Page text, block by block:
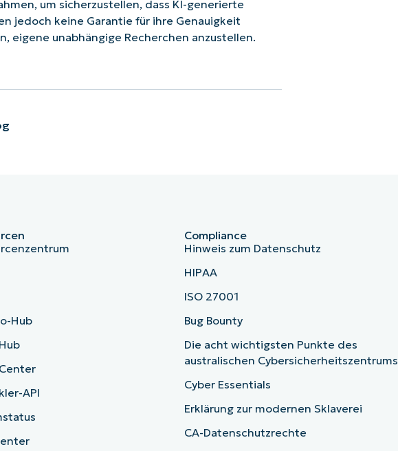
um sicherzustellen, dass KI-generierte
jedoch keine Garantie für ihre Genauigkeit
eigene unabhängige Recherchen anzustellen.
Hub
API
Compliance
Hinweis zum Datenschutz
HIPAA
ISO 27001
Bug Bounty
Die acht wichtigsten Punkte des
australischen Cybersicherheitszentrums
Cyber Essentials
Erklärung zur modernen Sklaverei
CA-Datenschutzrechte